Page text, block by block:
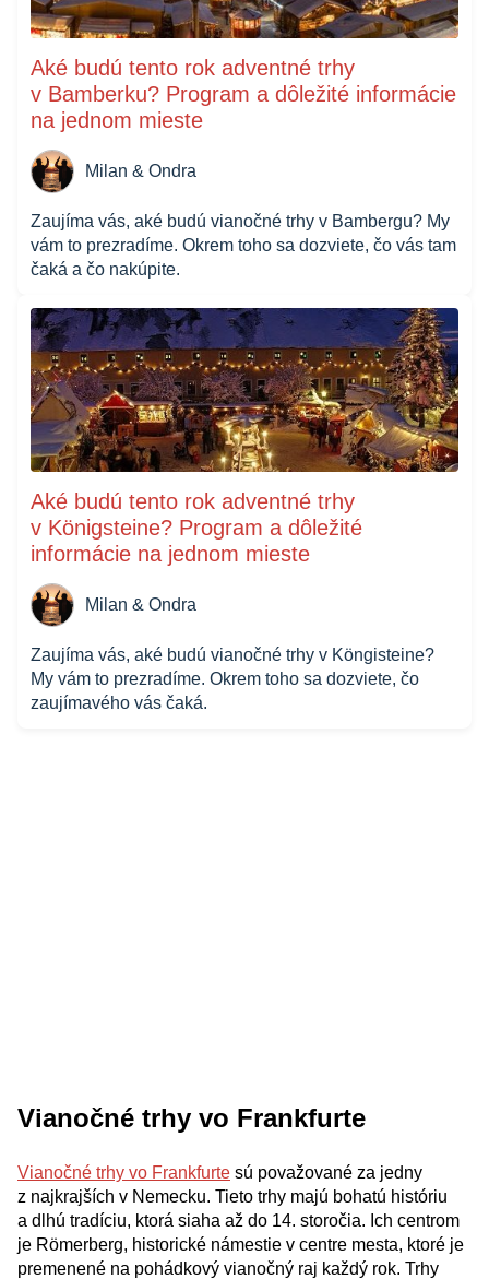
Aké budú tento rok adventné trhy
v Bamberku? Program a dôležité informácie
na jednom mieste
Milan & Ondra
Zaujíma vás, aké budú vianočné trhy v Bambergu? My
vám to prezradíme. Okrem toho sa dozviete, čo vás tam
čaká a čo nakúpite.
Aké budú tento rok adventné trhy
v Königsteine? Program a dôležité
informácie na jednom mieste
Milan & Ondra
Zaujíma vás, aké budú vianočné trhy v Köngisteine?
My vám to prezradíme. Okrem toho sa dozviete, čo
zaujímavého vás čaká.
Vianočné trhy vo Frankfurte
Vianočné trhy vo Frankfurte sú považované za jedny
z najkrajších v Nemecku. Tieto trhy majú bohatú históriu
a dlhú tradíciu, ktorá siaha až do 14. storočia. Ich centrom
je Römerberg, historické námestie v centre mesta, ktoré je
premenené na pohádkový vianočný raj každý rok. Trhy